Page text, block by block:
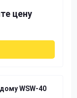
цену
WSW-40